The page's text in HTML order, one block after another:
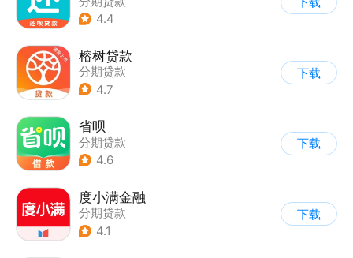
4.4
榕树贷款
分期贷款
4.7
下载
省呗
分期贷款
4.6
下载
度小满金融
分期贷款
4.1
下载